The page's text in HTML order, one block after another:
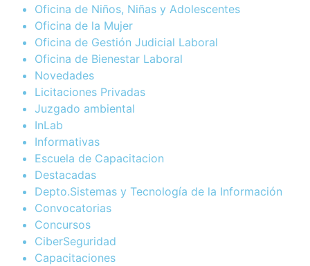
Oficina de Niños, Niñas y Adolescentes
Oficina de la Mujer
Oficina de Gestión Judicial Laboral
Oficina de Bienestar Laboral
Novedades
Licitaciones Privadas
Juzgado ambiental
InLab
Informativas
Escuela de Capacitacion
Destacadas
Depto.Sistemas y Tecnología de la Información
Convocatorias
Concursos
CiberSeguridad
Capacitaciones